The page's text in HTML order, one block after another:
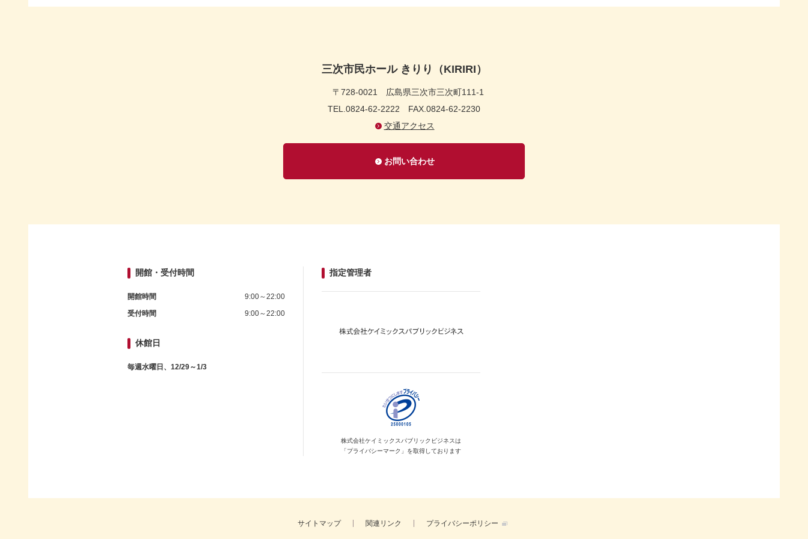
三次市民ホール きりり（KIRIRI）
〒728-0021 広島県三次市三次町111-1
TEL.0824-62-2222 FAX.0824-62-2230
交通アクセス
お問い合わせ
開館・受付時間
開館時間
9:00～22:00
受付時間
9:00～22:00
休館日
毎週水曜日、12/29～1/3
指定管理者
株式会社ケイミックス パブリックビジネスは
「プライバシーマーク」を取得しております
サイトマップ 関連リンク プライバシーポリシー